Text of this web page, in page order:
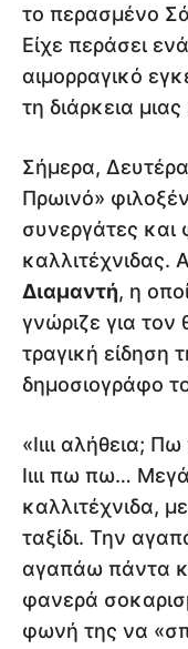
το περασμένο
Είχε περάσει
αιμορραγικό
τη διάρκεια
Σήμερα,
Πρωινό»
συνεργάτες και
καλλιτέχνιδας.
Διαμαντή, η
γνώριζε για
τραγική είδηση
δημοσιογράφο
«Ιιιι αλήθεια;
Ιιιι πω πω…
καλλιτέχνιδα,
ταξίδι. Την
αγαπάω πάντα
φανερά
φωνή της να